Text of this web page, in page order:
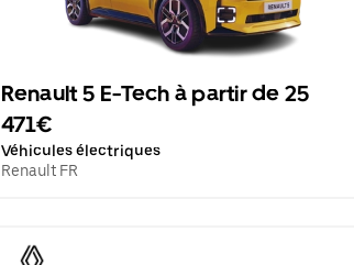
Renault 5 E-Tech à partir de 25
471€
Véhicules électriques
Renault FR